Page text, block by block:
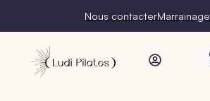
Nous contacterMarrainage